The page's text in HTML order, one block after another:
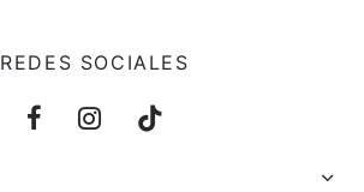
REDES SOCIALES